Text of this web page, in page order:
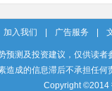
加入我们 广告服务
预测及投资建议，仅供读
造成的信息滞后不承担任
Copyright ©2014